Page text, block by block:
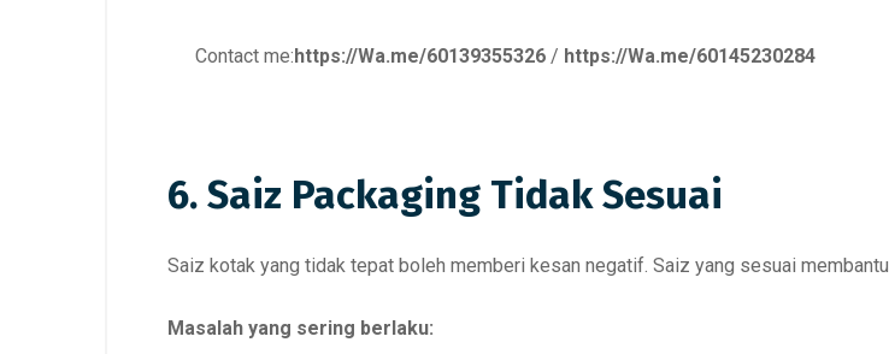
Contact me:https://Wa.me/60139355326 / https://Wa.me/60145230284
6. Saiz Packaging Tidak Sesuai
Saiz kotak yang tidak tepat boleh memberi kesan negatif. Saiz yang sesuai membantu
Masalah yang sering berlaku: